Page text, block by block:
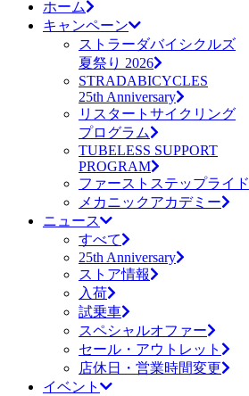
ホーム
キャンペーン
ストラーダバイシクルズ
夏祭り 2026
STRADABICYCLES
25th Anniversary
リスタートサイクリング
プログラム
TUBELESS SUPPORT
PROGRAM
ファーストステップライド
メカニックアカデミー
ニュース
すべて
25th Anniversary
ストア情報
入荷
試乗車
スペシャルオファー
セール・アウトレット
店休日・営業時間変更
イベント